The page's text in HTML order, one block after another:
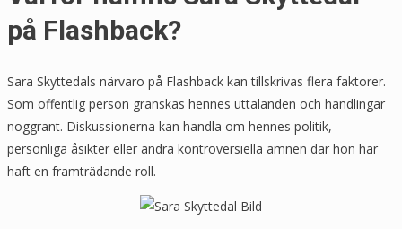
på Flashback?
Sara Skyttedals närvaro på Flashback kan tillskrivas flera faktorer.
Som offentlig person granskas hennes uttalanden och handlingar
noggrant. Diskussionerna kan handla om hennes politik,
personliga åsikter eller andra kontroversiella ämnen där hon har
haft en framträdande roll.